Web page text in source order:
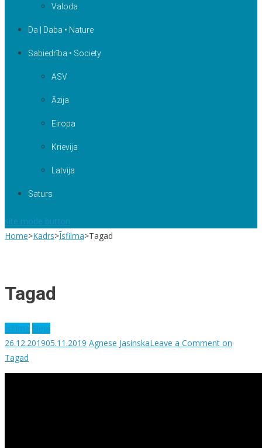
Valoda
Da | Daba • Nature
Sabiedrība • Society
ASV
Āzija
Eiropa
Krievija
Latvija
Saturs
site mode button
Home>Kadrs>Īsfilma>Tagad
Tagad
Īsfilma Sleja
26.12.201905.11.2019 Agnese JasinskaLeave a Comment on
Tagad